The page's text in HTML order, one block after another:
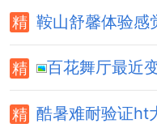
鞍山舒馨体验
百花舞厅最近
酷暑难耐验证ht